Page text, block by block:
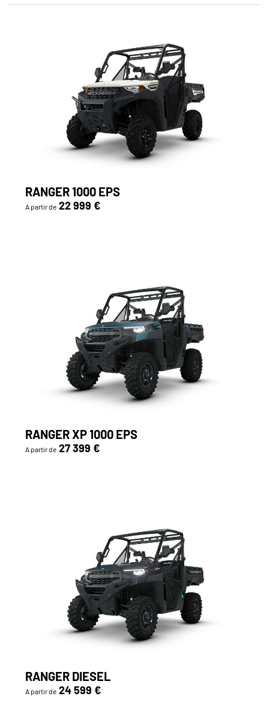
RANGER 1000 EPS
A partir de 22 999 €
RANGER XP 1000 EPS
A partir de 27 399 €
RANGER DIESEL
A partir de 24 599 €